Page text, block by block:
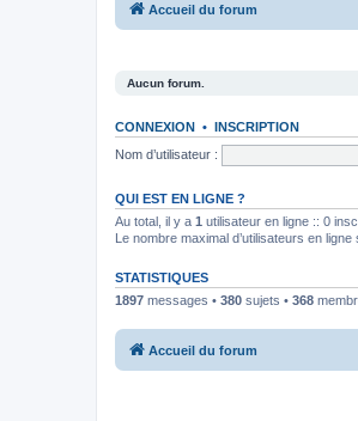
Accueil du forum
Aucun forum.
CONNEXION • INSCRIPTION
Nom d’utilisateur :
QUI EST EN LIGNE ?
Au total, il y a 1 utilisateur en ligne :: 0
Le nombre maximal d’utilisateurs en
STATISTIQUES
1897 messages • 380 sujets • 368
Accueil du forum